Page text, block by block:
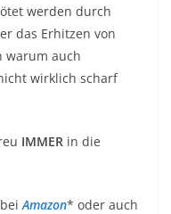
werden durch
das Erhitzen von
warum auch
wirklich scharf
IMMER in die
Amazon* oder auch